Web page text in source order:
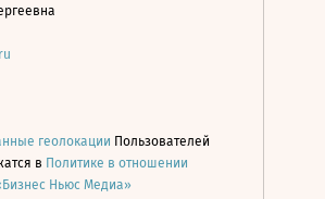
геолокации Пользователей
в Политике в отношении
Ньюс Медиа»